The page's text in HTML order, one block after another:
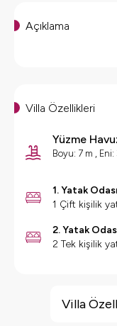
Açıklama
Villa Özellikleri
Yüzme
Boyu: 7 m ,
1. Yatak Odası
1 Çift kişilik
2. Yatak
2 Tek kişilik
Doğa Manzaralı
Villa